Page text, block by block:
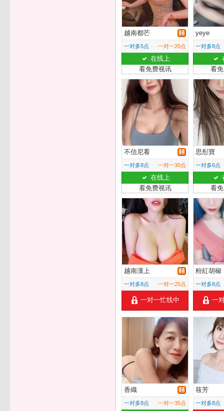
越南都芒
一对多5点 一对一20点
在线上
看免费视讯
yeye
一对多8点
看
不信尼看
一对多8点 一对一30点
在线上
看免费视讯
思彤寶
一对多6点
看
越南漢上
一对多8点 一对一25点
一对一忙线中
粉紅胡椒
一对多8点
一
香織
一对多8点 一对一35点
筱芳
一对多8点